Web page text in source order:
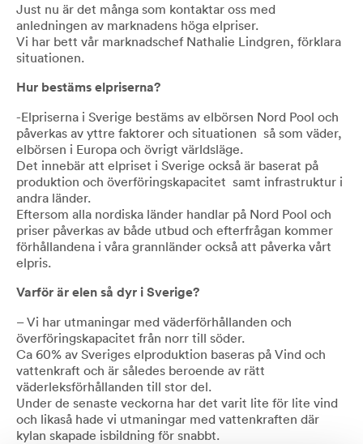
Just nu är det många som kontaktar oss med
anledningen av marknadens höga elpriser.
Vi har bett vår marknadschef Nathalie Lindgren, förklara
situationen.
Hur bestäms elpriserna?
-Elpriserna i Sverige bestäms av elbörsen Nord Pool och
påverkas av yttre faktorer och situationen så som väder,
elbörsen i Europa och övrigt världsläge.
Det innebär att elpriset i Sverige också är baserat på
produktion och överföringskapacitet samt infrastruktur i
andra länder.
Eftersom alla nordiska länder handlar på Nord Pool och
priser påverkas av både utbud och efterfrågan kommer
förhållandena i våra grannländer också att påverka vårt
elpris.
Varför är elen så dyr i Sverige?
– Vi har utmaningar med väderförhållanden och
överföringskapacitet från norr till söder.
Ca 60% av Sveriges elproduktion baseras på Vind och
vattenkraft och är således beroende av rätt
väderleksförhållanden till stor del.
Under de senaste veckorna har det varit lite för lite vind
och likaså hade vi utmaningar med vattenkraften där
kylan skapade isbildning för snabbt.